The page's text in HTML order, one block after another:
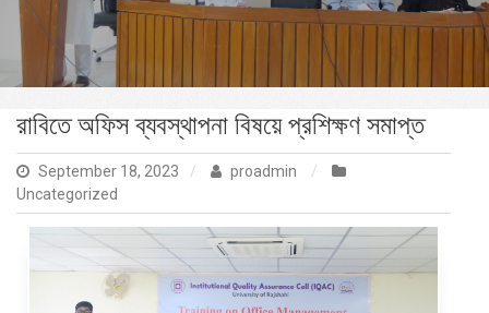
রাবিতে অফিস ব্যবস্থাপনা বিষয়ে প্রশিক্ষণ সমাপ্ত
September 18, 2023
proadmin
Uncategorized